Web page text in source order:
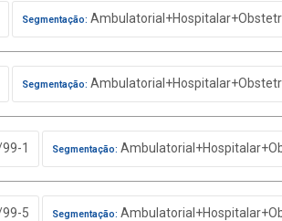
Segmentação:
Segmentação:
1 Segmentação:
5 Segmentação: